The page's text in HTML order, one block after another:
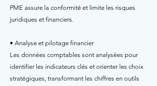
PME assure la conformité et limite les risques
juridiques et financiers.
• Analyse et pilotage financier
Les données comptables sont analysées pour
identifier les indicateurs clés et orienter les choix
stratégiques, transformant les chiffres en outils